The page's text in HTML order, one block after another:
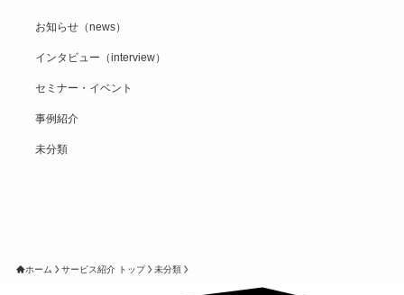
お知らせ（news）
インタビュー（interview）
セミナー・イベント
事例紹介
未分類
ホーム サービス紹介 トップ 未分類